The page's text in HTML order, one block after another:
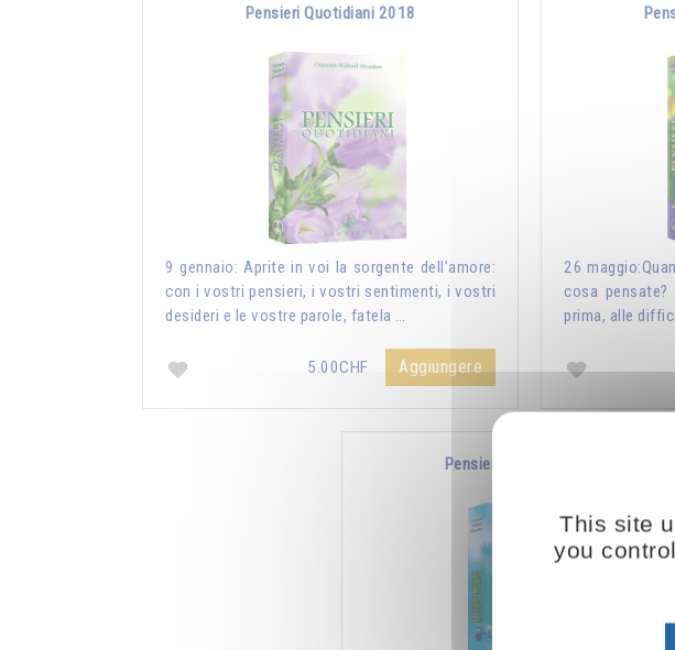
Pensieri Quotidiani 2018
9 gennaio: Aprite in voi la sorgente dell’amore:
con i vostri pensieri, i vostri sentimenti, i vostri
desideri e le vostre parole, fatela …
5.00CHF Aggiungere
26
cosa
prima, alle
Pensieri Quotidiani 2021
This site
you